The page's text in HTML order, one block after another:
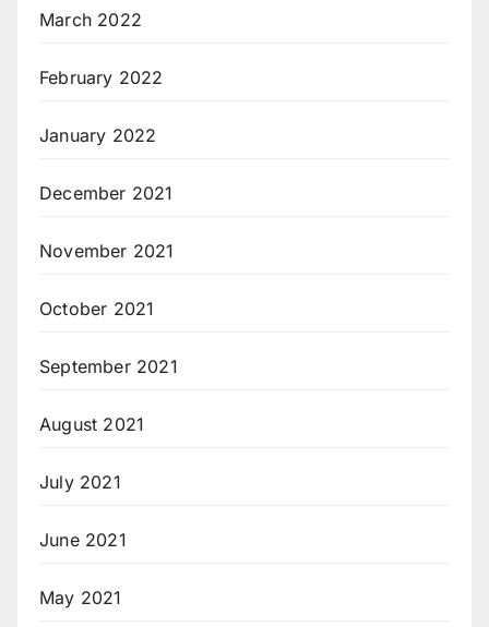
March 2022
February 2022
January 2022
December 2021
November 2021
October 2021
September 2021
August 2021
July 2021
June 2021
May 2021